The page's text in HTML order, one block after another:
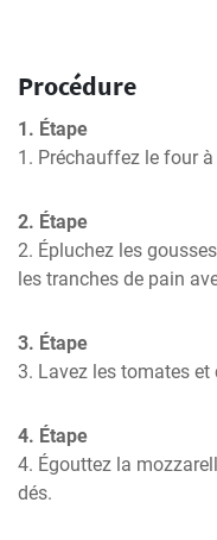
Procédure
1. Étape
1. Préchauffez le four
2. Étape
2. Épluchez les
les tranches de pain
3. Étape
3. Lavez les tomates et
4. Étape
4. Égouttez la
dés.